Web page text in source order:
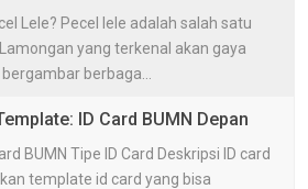
Lele? Pecel lele adalah salah satu
yang terkenal akan gaya
berbaga...
ID Card BUMN Depan
BUMN Tipe ID Card Deskripsi ID card
template id card yang bisa